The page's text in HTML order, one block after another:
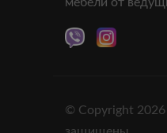
© Copyright 2026